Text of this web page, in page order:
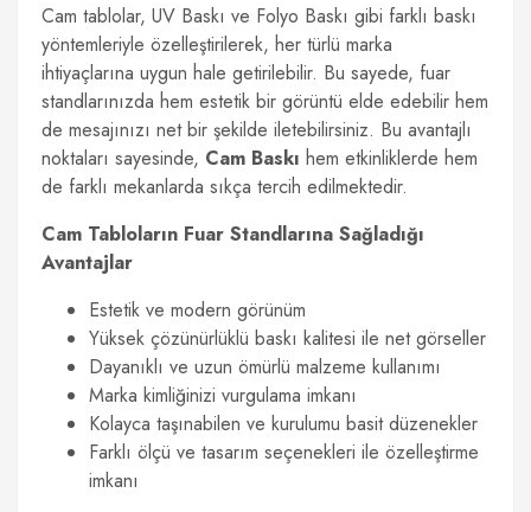
Cam tablolar, UV Baskı ve Folyo Baskı gibi farklı baskı
yöntemleriyle özelleştirilerek, her türlü marka
ihtiyaçlarına uygun hale getirilebilir. Bu sayede, fuar
standlarınızda hem estetik bir görüntü elde edebilir hem
de mesajınızı net bir şekilde iletebilirsiniz. Bu avantajlı
noktaları sayesinde, Cam Baskı hem etkinliklerde hem
de farklı mekanlarda sıkça tercih edilmektedir.
Cam Tabloların Fuar Standlarına Sağladığı
Avantajlar
Estetik ve modern görünüm
Yüksek çözünürlüklü baskı kalitesi ile net görseller
Dayanıklı ve uzun ömürlü malzeme kullanımı
Marka kimliğinizi vurgulama imkanı
Kolayca taşınabilen ve kurulumu basit düzenekler
Farklı ölçü ve tasarım seçenekleri ile özelleştirme
imkanı